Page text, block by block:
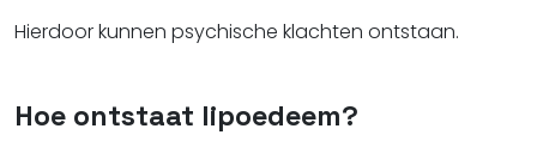
Hierdoor kunnen psychische klachten ontstaan.
Hoe ontstaat lipoedeem?